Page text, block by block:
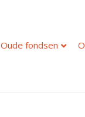
Oude fondsen